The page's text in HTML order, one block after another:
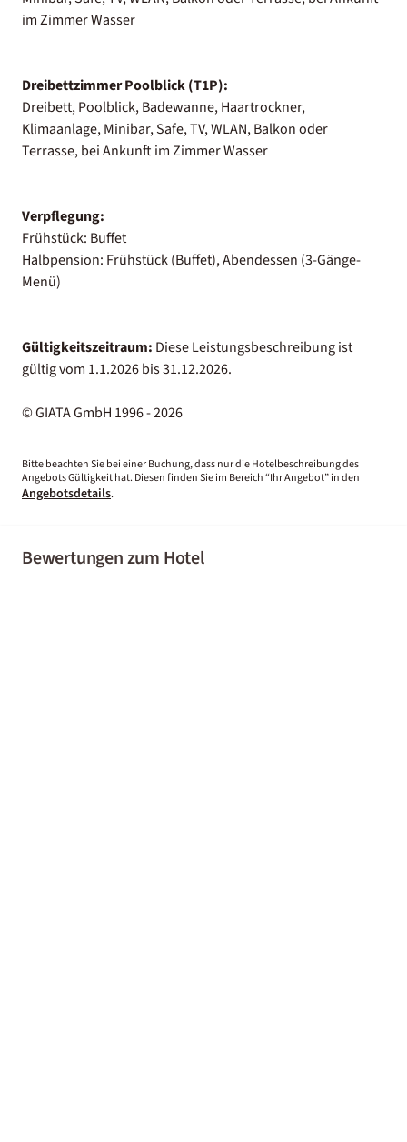
im Zimmer Wasser
Dreibettzimmer Poolblick (T1P):
Dreibett, Poolblick, Badewanne, Haartrockner,
Klimaanlage, Minibar, Safe, TV, WLAN, Balkon oder
Terrasse, bei Ankunft im Zimmer Wasser
Verpflegung:
Frühstück: Buffet
Halbpension: Frühstück (Buffet), Abendessen (3-Gänge-
Menü)
Gültigkeitszeitraum: Diese Leistungsbeschreibung ist
gültig vom 1.1.2026 bis 31.12.2026.
© GIATA GmbH 1996 - 2026
Bitte beachten Sie bei einer Buchung, dass nur die Hotelbeschreibung des
Angebots Gültigkeit hat. Diesen finden Sie im Bereich “Ihr Angebot” in den
Angebotsdetails.
Bewertungen zum Hotel